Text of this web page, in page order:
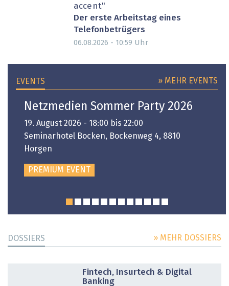
accent"
Der erste Arbeitstag eines
Telefonbetrügers
06.08.2026 - 10:59 Uhr
EVENTS » MEHR EVENTS
Netzmedien Sommer Party 2026
19. August 2026 - 18:00 bis 22:00
Seminarhotel Bocken, Bockenweg 4, 8810
Horgen
PREMIUM EVENT
DOSSIERS » MEHR DOSSIERS
Fintech, Insurtech & Digital
Banking